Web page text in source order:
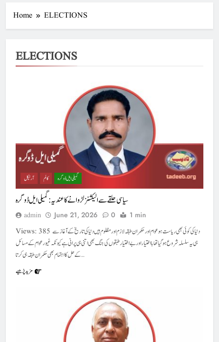
Home ELECTIONS
ELECTIONS
آرٹیکل کالم گمیلی ایل ڈوگرہ
سیاسی حلقے سے الیکشنز لڑوانے کا عندیہ : گمیلی ایل ڈوگرہ
admin June 21, 2026 0 1 min
Views: 385 دنیا کی کوئی بھی ریاست ہو عوام اور حکمران طبقہ لازم اور مظلوم ہیں دنیا کی تاریخ کے آغاز سے
ہی یہ سلسلہ شروع ہو گیا تھا با اختیار اور بے اختیار طبقوں کی جنگ بھی اتنی ہی پرانی ہے کیونکہ غیور عوام کے مسائل
کےحل کا اہتمام بھی حکمران طبقہ ہی کرتا…
مزید پڑھیے